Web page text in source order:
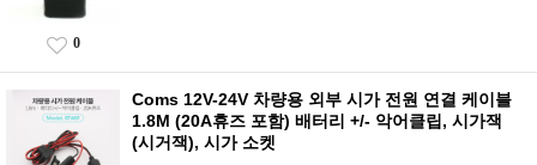
0
Coms 12V-24V 차량용 외부 시가 전원 연결 케이블
1.8M (20A휴즈 포함) 배터리 +/- 악어클립, 시가잭
(시거잭), 시가 소켓